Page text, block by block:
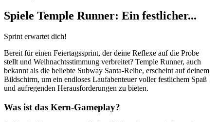
Spiele Temple Runner: Ein festlicher...
Sprint erwartet dich!
Bereit für einen Feiertagssprint, der deine Reflexe auf die Probe
stellt und Weihnachtsstimmung verbreitet? Temple Runner, auch
bekannt als die beliebte Subway Santa-Reihe, erscheint auf deinem
Bildschirm, um ein endloses Laufabenteuer voller festlichem Spaß
und aufregenden Herausforderungen zu bieten.
Was ist das Kern-Gameplay?